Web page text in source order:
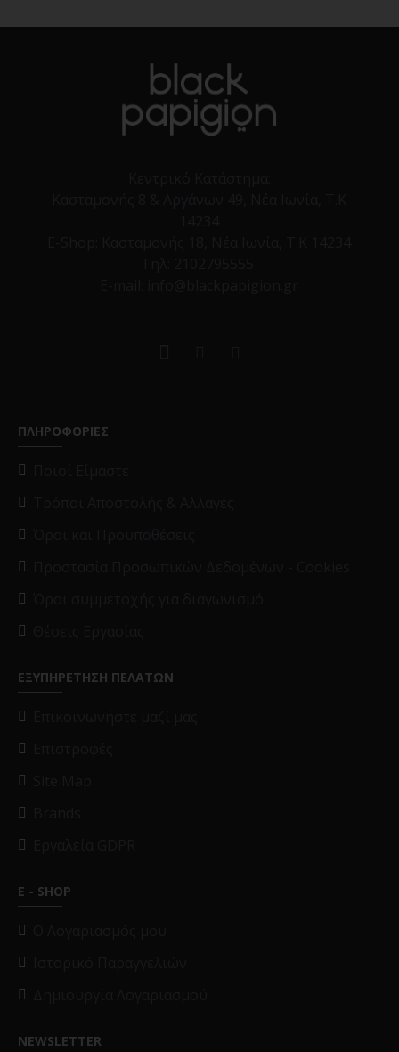
ΠΛΗΡΟΦΟΡΙΕΣ
ΕΞΥΠΗΡΕΤΗΣΗ ΠΕΛΑΤΩΝ
E - SHOP
NEWSLETTER